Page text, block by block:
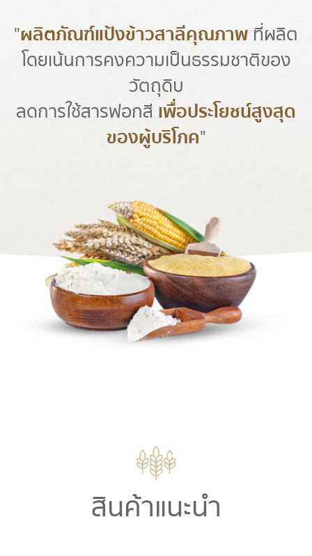
"ผลิตภัณฑ์แป้งข้าวสาลีคุณภาพ ที่ผลิต
โดยเน้นการคงความเป็นธรรมชาติของ
วัตถุดิบ
ลดการใช้สารฟอกสี เพื่อประโยชน์สูงสุด
ของผู้บริโภค"
สินค้าแนะนำ